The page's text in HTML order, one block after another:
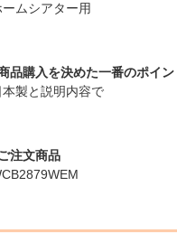
ームシアター用
品購入を決めた一番のポイ
本製と説明内容で
注文商品